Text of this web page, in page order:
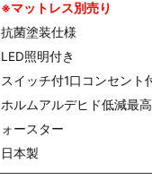
※マットレス別売り
抗菌塗装仕様
LED照明付き
スイッチ付1口コンセント
ホルムアルデヒド低減
ォースター
日本製